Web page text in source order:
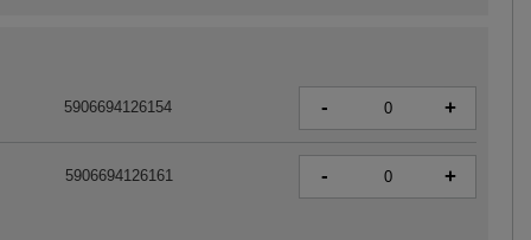
5906694126154 - +
5906694126161 - +